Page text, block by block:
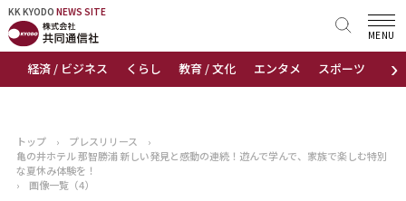
KK KYODO NEWS SITE
›
経済 / ビジネス くらし 教育 / 文化 エンタメ スポーツ 地域
MENU
KK KYODONEWS SITE
トップページ
ニュース
トップ › プレスリリース
›
亀の井ホテル 那智勝浦 新しい発見と感動の連続！遊んで学んで、家族で楽しむ特別
な夏休み体験を！
›
画像一覧（4）